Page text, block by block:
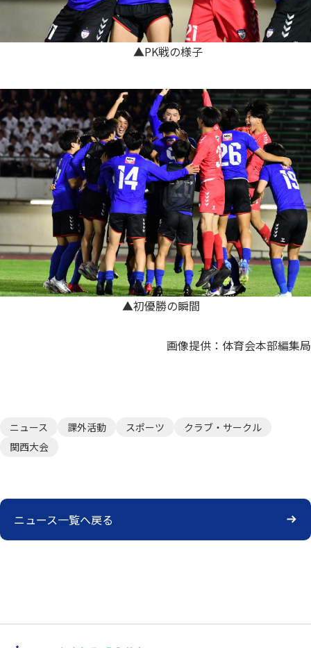
▲PK戦の様子
▲初優勝の瞬間
画像提供：体育会本部編集局
ニュース 課外活動 スポーツ
クラブ・サークル
関西大会
ニュース一覧へ戻る